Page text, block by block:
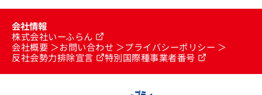
会社情報
株式会社いーふらん
会社概要
お問い合わせ
プライバシーポリシー
反社会勢力排除宣言
特別国際種事業者番号